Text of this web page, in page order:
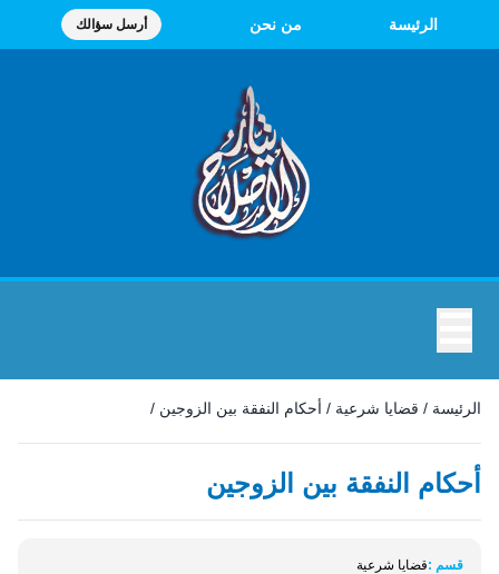
الرئيسة من نحن أرسل سؤالك
الرئيسة / قضايا شرعية / أحكام النفقة بين الزوجين /
أحكام النفقة بين الزوجين
قسم :قضايا شرعية